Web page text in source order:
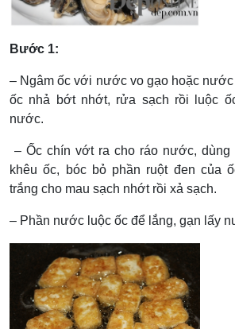
Bước 1:
– Ngâm ốc với nước vo gạo hoặc
ốc nhả bớt nhớt, rửa sạch rồi luộc
nước.
– Ốc chín vớt ra cho ráo nước, dùng
khêu ốc, bóc bỏ phần ruột đen của
trắng cho mau sạch nhớt rồi xả sạch.
– Phần nước luộc ốc để lắng, gạn lấy